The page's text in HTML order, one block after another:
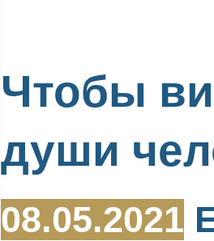
Чтобы
души
08.05.2021